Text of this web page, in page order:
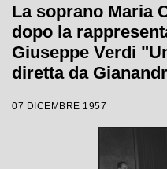
La soprano Maria
dopo la
Giuseppe Verdi
diretta da
quale è stata
lirica 1957-1958
07 DICEMBRE 1957